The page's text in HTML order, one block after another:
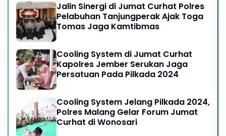
Jalin Sinergi di Jumat Curhat Polres
Pelabuhan Tanjungperak Ajak Toga
Tomas Jaga Kamtibmas
Cooling System di Jumat Curhat
Kapolres Jember Serukan Jaga
Persatuan Pada Pilkada 2024
Cooling System Jelang Pilkada 2024,
Polres Malang Gelar Forum Jumat
Curhat di Wonosari